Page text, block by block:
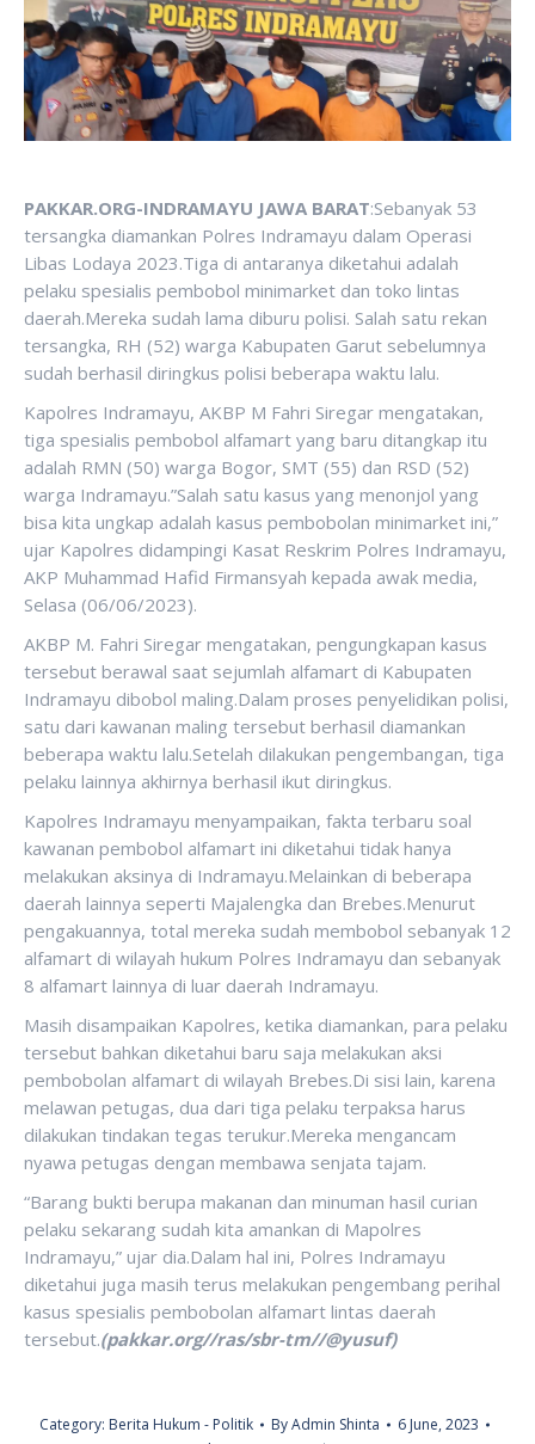
PAKKAR.ORG-INDRAMAYU JAWA BARAT:Sebanyak 53
tersangka diamankan Polres Indramayu dalam Operasi
Libas Lodaya 2023.Tiga di antaranya diketahui adalah
pelaku spesialis pembobol minimarket dan toko lintas
daerah.Mereka sudah lama diburu polisi. Salah satu rekan
tersangka, RH (52) warga Kabupaten Garut sebelumnya
sudah berhasil diringkus polisi beberapa waktu lalu.
Kapolres Indramayu, AKBP M Fahri Siregar mengatakan,
tiga spesialis pembobol alfamart yang baru ditangkap itu
adalah RMN (50) warga Bogor, SMT (55) dan RSD (52)
warga Indramayu.”Salah satu kasus yang menonjol yang
bisa kita ungkap adalah kasus pembobolan minimarket ini,”
ujar Kapolres didampingi Kasat Reskrim Polres Indramayu,
AKP Muhammad Hafid Firmansyah kepada awak media,
Selasa (06/06/2023).
AKBP M. Fahri Siregar mengatakan, pengungkapan kasus
tersebut berawal saat sejumlah alfamart di Kabupaten
Indramayu dibobol maling.Dalam proses penyelidikan polisi,
satu dari kawanan maling tersebut berhasil diamankan
beberapa waktu lalu.Setelah dilakukan pengembangan, tiga
pelaku lainnya akhirnya berhasil ikut diringkus.
Kapolres Indramayu menyampaikan, fakta terbaru soal
kawanan pembobol alfamart ini diketahui tidak hanya
melakukan aksinya di Indramayu.Melainkan di beberapa
daerah lainnya seperti Majalengka dan Brebes.Menurut
pengakuannya, total mereka sudah membobol sebanyak 12
alfamart di wilayah hukum Polres Indramayu dan sebanyak
8 alfamart lainnya di luar daerah Indramayu.
Masih disampaikan Kapolres, ketika diamankan, para pelaku
tersebut bahkan diketahui baru saja melakukan aksi
pembobolan alfamart di wilayah Brebes.Di sisi lain, karena
melawan petugas, dua dari tiga pelaku terpaksa harus
dilakukan tindakan tegas terukur.Mereka mengancam
nyawa petugas dengan membawa senjata tajam.
“Barang bukti berupa makanan dan minuman hasil curian
pelaku sekarang sudah kita amankan di Mapolres
Indramayu,” ujar dia.Dalam hal ini, Polres Indramayu
diketahui juga masih terus melakukan pengembang perihal
kasus spesialis pembobolan alfamart lintas daerah
tersebut.(pakkar.org//ras/sbr-tm//@yusuf)
Category: Berita Hukum - Politik ByAdmin Shinta
6 June, 2023